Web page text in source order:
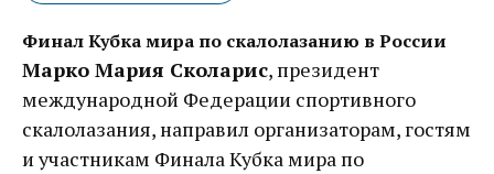
Финал Кубка мира по скалолазанию в России
Марко Мария Сколарис, президент
международной Федерации спортивного
скалолазания, направил организаторам, гостям
и участникам Финала Кубка мира по